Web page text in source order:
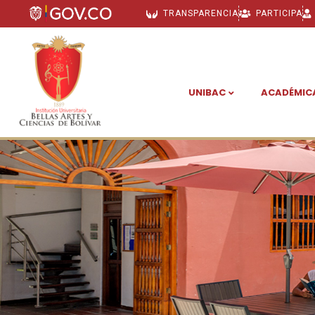
TRANSPARENCIA PARTICIPA
UNIBAC